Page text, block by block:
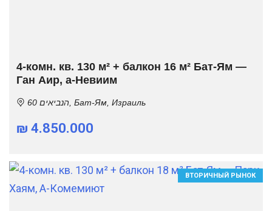
4-комн. кв. 130 м² + балкон 16 м² Бат-Ям —
Ган Аир, а-Невиим
הנביאים 60, Бат-Ям, Израиль
₪ 4.850.000
ВТОРИЧНЫЙ РЫНОК